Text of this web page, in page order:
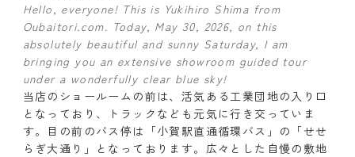
Hello, everyone! This is Yukihiro Shima from
Oubaitori.com. Today, May 30, 2026, on this
absolutely beautiful and sunny Saturday, I am
bringing you an extensive showroom guided tour
under a wonderfully clear blue sky!
当店のショールームの前は、活気ある工業団地の入り口
となっており、トラックなども元気に行き交っていま
す。目の前のバス停は「小賀駅直通循環バス」の「せせ
らぎ大通り」となっております。広々とした自慢の敷地